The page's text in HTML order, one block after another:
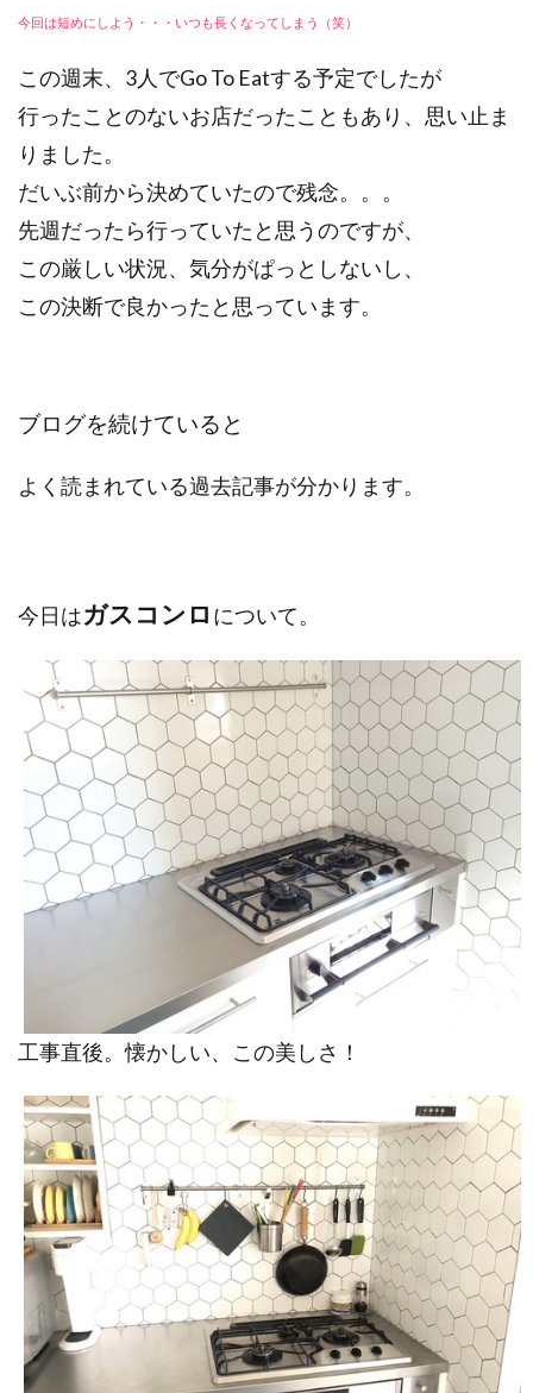
今回は短めにしよう・・・いつも長くなってしまう（笑）
この週末、3人でGo To Eatする予定でしたが
行ったことのないお店だったこともあり、思い止ま
りました。
だいぶ前から決めていたので残念。。。
先週だったら行っていたと思うのですが、
この厳しい状況、気分がぱっとしないし、
この決断で良かったと思っています。
ブログを続けていると
よく読まれている過去記事が分かります。
今日はガスコンロ について。
工事直後。懐かしい、この美しさ！